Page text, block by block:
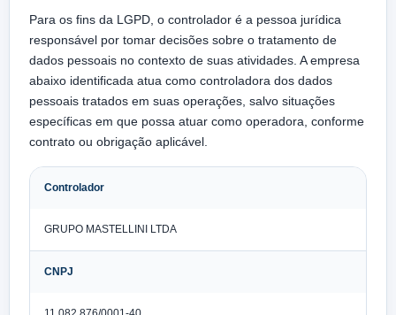
Para os fins da LGPD, o controlador é a pessoa jurídica
responsável por tomar decisões sobre o tratamento de
dados pessoais no contexto de suas atividades. A empresa
abaixo identificada atua como controladora dos dados
pessoais tratados em suas operações, salvo situações
específicas em que possa atuar como operadora, conforme
contrato ou obrigação aplicável.
Controlador
GRUPO MASTELLINI LTDA
CNPJ